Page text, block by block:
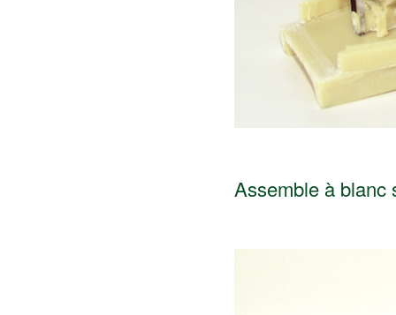
Assemble à blanc